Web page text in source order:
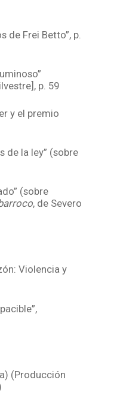
de Frei Betto”, p.
p. 59
y el premio
de la ley” (sobre
(sobre
, de Severo
Violencia y
(Producción